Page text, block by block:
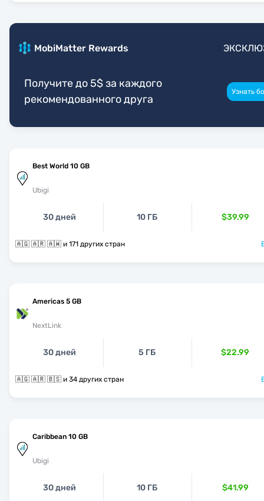
MobiMatter Rewards
Получите до 5$ за каждого
рекомендованного друга
Узнать
Best World 10 GB
Ubigi
30 дней 10 ГБ $39.99
🇦🇬 🇦🇷 🇦🇼 и 171 других стран
Americas 5 GB
NextLink
30 дней 5 ГБ $22.99
🇦🇬 🇦🇷 🇧🇸 и 34 других стран
Caribbean 10 GB
Ubigi
30 дней 10 ГБ $41.99